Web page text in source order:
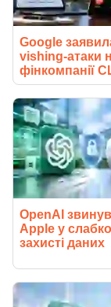
Google
vishing-атаки
фінкомпанії
OpenAI
Apple у
захисті даних